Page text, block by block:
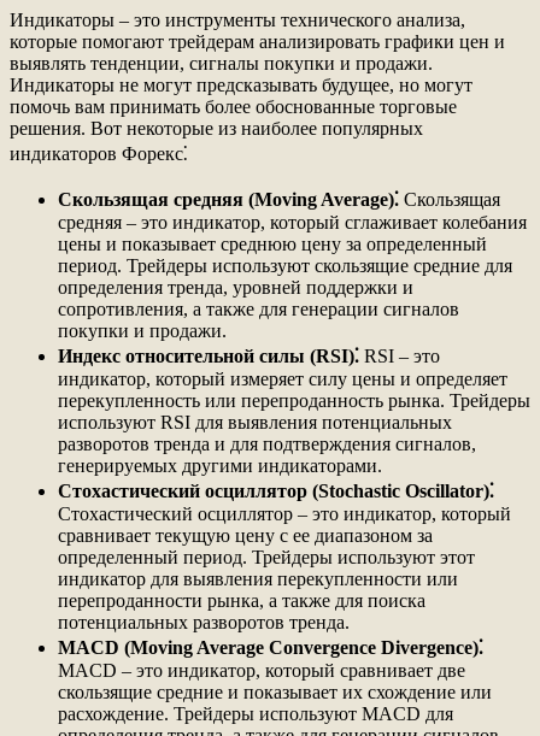
Индикаторы – это инструменты технического анализа,
которые помогают трейдерам анализировать графики цен и
выявлять тенденции, сигналы покупки и продажи.
Индикаторы не могут предсказывать будущее, но могут
помочь вам принимать более обоснованные торговые
решения. Вот некоторые из наиболее популярных
индикаторов Форекс⁚
Скользящая средняя (Moving Average)⁚ Скользящая
средняя – это индикатор, который сглаживает колебания
цены и показывает среднюю цену за определенный
период. Трейдеры используют скользящие средние для
определения тренда, уровней поддержки и
сопротивления, а также для генерации сигналов
покупки и продажи.
Индекс относительной силы (RSI)⁚ RSI – это
индикатор, который измеряет силу цены и определяет
перекупленность или перепроданность рынка. Трейдеры
используют RSI для выявления потенциальных
разворотов тренда и для подтверждения сигналов,
генерируемых другими индикаторами.
Стохастический осциллятор (Stochastic Oscillator)⁚
Стохастический осциллятор – это индикатор, который
сравнивает текущую цену с ее диапазоном за
определенный период. Трейдеры используют этот
индикатор для выявления перекупленности или
перепроданности рынка, а также для поиска
потенциальных разворотов тренда.
MACD (Moving Average Convergence Divergence)⁚
MACD – это индикатор, который сравнивает две
скользящие средние и показывает их схождение или
расхождение. Трейдеры используют MACD для